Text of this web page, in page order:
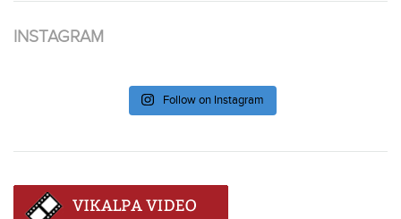
INSTAGRAM
Follow on Instagram